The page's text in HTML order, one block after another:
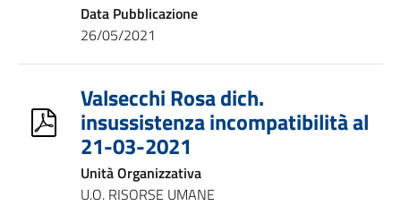
Data Pubblicazione
26/05/2021
Valsecchi Rosa dich.
insussistenza incompatibilità al
21-03-2021
Unità Organizzativa
U.O. RISORSE UMANE